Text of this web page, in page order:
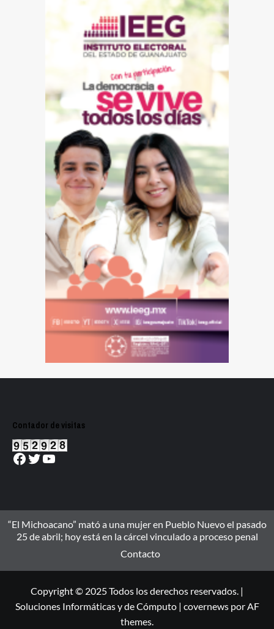
Contador de visitas
Facebook
Twitter
YouTube
“El Michoacano” mató a una mujer en Pueblo Nuevo el pasado
25 de abril; hoy está en la cárcel vinculado a proceso penal
Contacto
Copyright © 2025 Todos los derechos reservados. |
Soluciones Informáticas y de Cómputo | covernewspor AF
themes.